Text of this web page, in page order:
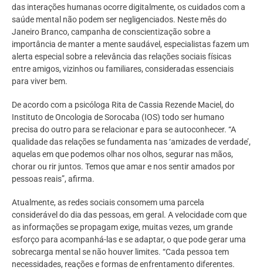
das interações humanas ocorre digitalmente, os cuidados com a
saúde mental não podem ser negligenciados. Neste mês do
Janeiro Branco, campanha de conscientização sobre a
importância de manter a mente saudável, especialistas fazem um
alerta especial sobre a relevância das relações sociais físicas
entre amigos, vizinhos ou familiares, consideradas essenciais
para viver bem.
De acordo com a psicóloga Rita de Cassia Rezende Maciel, do
Instituto de Oncologia de Sorocaba (IOS) todo ser humano
precisa do outro para se relacionar e para se autoconhecer. “A
qualidade das relações se fundamenta nas ‘amizades de verdade’,
aquelas em que podemos olhar nos olhos, segurar nas mãos,
chorar ou rir juntos. Temos que amar e nos sentir amados por
pessoas reais”, afirma.
Atualmente, as redes sociais consomem uma parcela
considerável do dia das pessoas, em geral. A velocidade com que
as informações se propagam exige, muitas vezes, um grande
esforço para acompanhá-las e se adaptar, o que pode gerar uma
sobrecarga mental se não houver limites. “Cada pessoa tem
necessidades, reações e formas de enfrentamento diferentes.